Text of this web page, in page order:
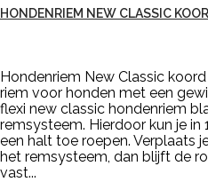
HONDENRIEM NEW CLASSIC
Hondenriem New Classic
riem voor honden met een
flexi new classic hondenriem
remsysteem. Hierdoor kun je
een halt toe roepen. Verplaats
het remsysteem, dan blijft de
vast...